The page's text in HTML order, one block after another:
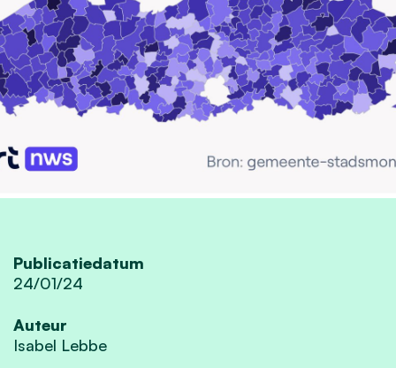
Publicatiedatum
24/01/24
Auteur
Isabel Lebbe